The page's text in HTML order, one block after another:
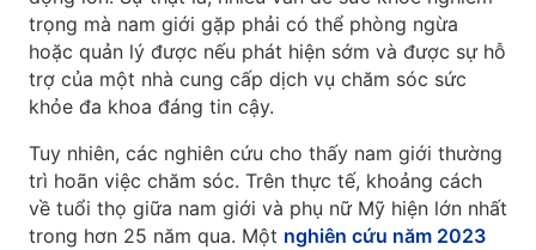
trọng mà nam giới gặp phải có thể phòng ngừa
hoặc quản lý được nếu phát hiện sớm và được sự hỗ
trợ của một nhà cung cấp dịch vụ chăm sóc sức
khỏe đa khoa đáng tin cậy.
Tuy nhiên, các nghiên cứu cho thấy nam giới thường
trì hoãn việc chăm sóc. Trên thực tế, khoảng cách
về tuổi thọ giữa nam giới và phụ nữ Mỹ hiện lớn nhất
trong hơn 25 năm qua. Một nghiên cứu năm 2023